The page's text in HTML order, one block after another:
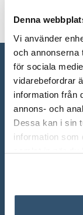
Denna
Vi använder
och annonserna
för sociala
vidarebefordrar
information från
annons- och
Dessa kan i sin
information som
samlat in när du
Mån-Fre: